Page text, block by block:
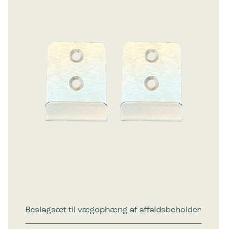
Beslagsæt til vægophæng af affaldsbeholder